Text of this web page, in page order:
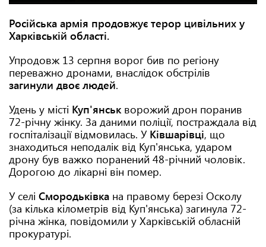
Російська армія продовжує терор цивільних у
Харківській області.
Упродовж 13 серпня ворог бив по регіону
переважно дронами, внаслідок обстрілів
загинули двоє людей.
Удень у місті Куп'янськ ворожий дрон поранив
72-річну жінку. За даними поліції, постраждала від
госпіталізації відмовилась. У Ківшарівці, що
знаходиться неподалік від Куп'янська, ударом
дрону був важко поранений 48-річний чоловік.
Дорогою до лікарні він помер.
У селі Смородьківка на правому березі Осколу
(за кілька кілометрів від Куп'янська) загинула 72-
річна жінка, повідомили у Харківській обласній
прокуратурі.